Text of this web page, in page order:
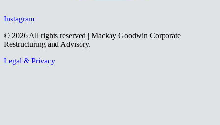
Instagram
© 2026 All rights reserved | Mackay Goodwin Corporate
Restructuring and Advisory.
Legal & Privacy